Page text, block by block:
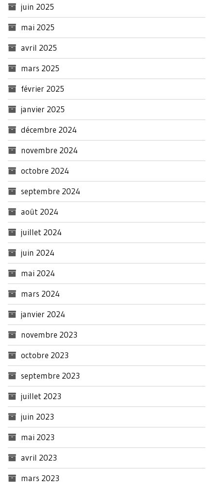
juin 2025
mai 2025
avril 2025
mars 2025
février 2025
janvier 2025
décembre 2024
novembre 2024
octobre 2024
septembre 2024
août 2024
juillet 2024
juin 2024
mai 2024
mars 2024
janvier 2024
novembre 2023
octobre 2023
septembre 2023
juillet 2023
juin 2023
mai 2023
avril 2023
mars 2023